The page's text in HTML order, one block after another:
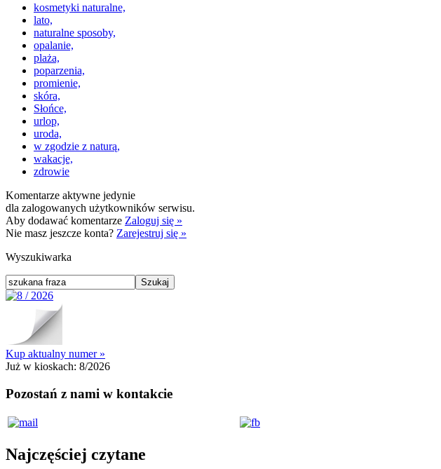
kosmetyki naturalne,
lato,
naturalne sposoby,
opalanie,
plaża,
poparzenia,
promienie,
skóra,
Słońce,
urlop,
uroda,
w zgodzie z naturą,
wakacje,
zdrowie
Komentarze aktywne jedynie
dla zalogowanych użytkowników serwisu.
Aby dodawać komentarze Zaloguj się »
Nie masz jeszcze konta? Zarejestruj się »
Wyszukiwarka
Kup aktualny numer »
Już w kioskach: 8/2026
Pozostań z nami w kontakcie
Najczęściej czytane